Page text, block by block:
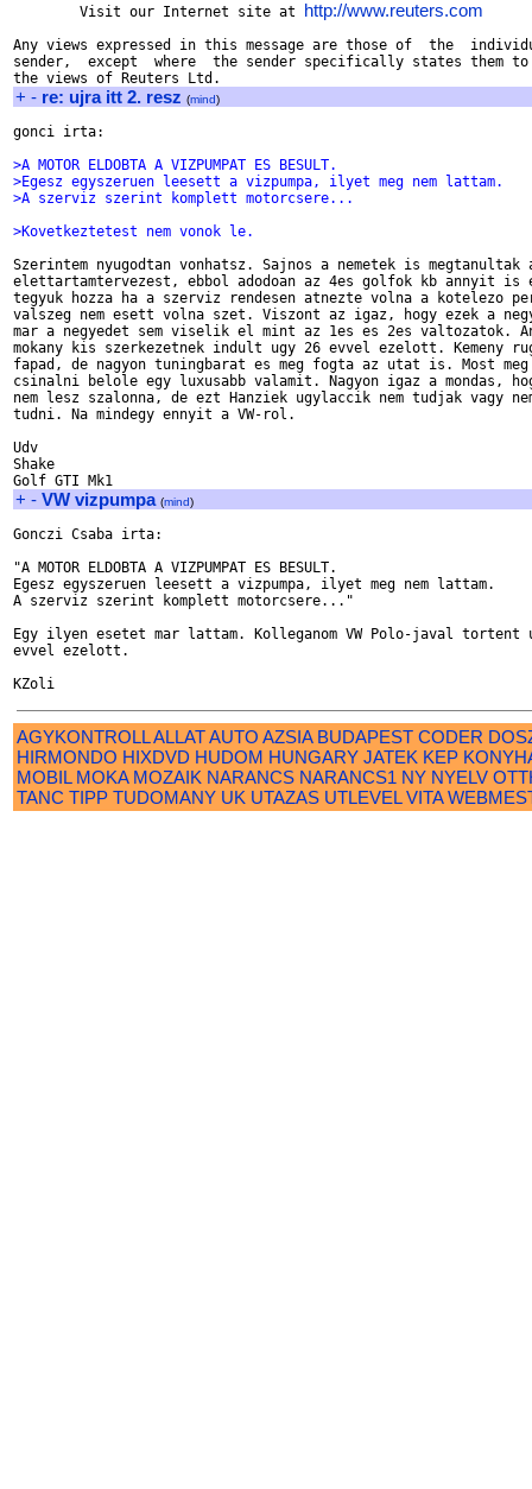
        Visit our Internet site at
http://www.reuters.com
Any views expressed in this message are those of  the
sender,  except  where  the sender specifically states them to
+ - re: ujra itt 2. resz (mind)
gonci irta:
>A MOTOR ELDOBTA A VIZPUMPAT ES BESULT.
>Egesz egyszeruen leesett a vizpumpa, ilyet meg nem lattam.
>A szerviz szerint komplett motorcsere...
>Kovetkeztetest nem vonok le.
Szerintem nyugodtan vonhatsz. Sajnos a nemetek is megtanultak
elettartamtervezest, ebbol adodoan az 4es golfok kb annyit is
tegyuk hozza ha a szerviz rendesen atnezte volna a kotelezo
valszeg nem esett volna szet. Viszont az igaz, hogy ezek a
mar a negyedet sem viselik el mint az 1es es 2es valtozatok.
mokany kis szerkezetnek indult ugy 26 evvel ezelott. Kemeny
fapad, de nagyon tuningbarat es meg fogta az utat is. Most meg
csinalni belole egy luxusabb valamit. Nagyon igaz a mondas,
nem lesz szalonna, de ezt Hanziek ugylaccik nem tudjak vagy
tudni. Na mindegy ennyit a VW-rol.
Udv
Shake
+ - VW vizpumpa (mind)
Gonczi Csaba irta:
"A MOTOR ELDOBTA A VIZPUMPAT ES BESULT.
Egesz egyszeruen leesett a vizpumpa, ilyet meg nem lattam.
A szerviz szerint komplett motorcsere..."
Egy ilyen esetet mar lattam. Kolleganom VW Polo-javal tortent
evvel ezelott.
AGYKONTROLLALLATAUTO AZSIA BUDAPEST CODER
HIRMONDO HIXDVD HUDOM HUNGARY JATEK KEP
MOBIL MOKA MOZAIK NARANCS NARANCS1 NY NYELV
TANC TIPP TUDOMANY UK UTAZAS UTLEVEL VITA